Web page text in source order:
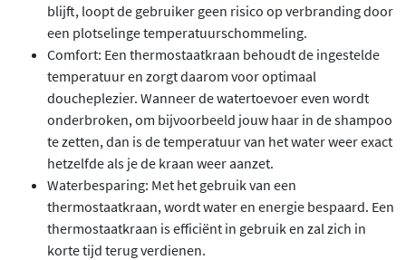
blijft, loopt de gebruiker geen risico op verbranding door
een plotselinge temperatuurschommeling.
Comfort: Een thermostaatkraan behoudt de ingestelde
temperatuur en zorgt daarom voor optimaal
doucheplezier. Wanneer de watertoevoer even wordt
onderbroken, om bijvoorbeeld jouw haar in de shampoo
te zetten, dan is de temperatuur van het water weer exact
hetzelfde als je de kraan weer aanzet.
Waterbesparing: Met het gebruik van een
thermostaatkraan, wordt water en energie bespaard. Een
thermostaatkraan is efficiënt in gebruik en zal zich in
korte tijd terug verdienen.